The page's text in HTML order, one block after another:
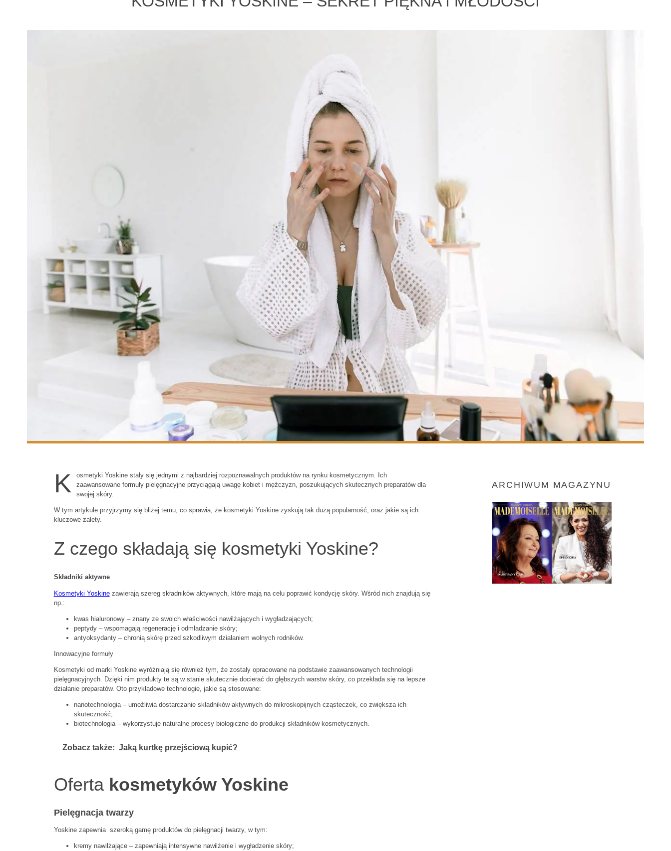
K
osmetyki Yoskine stały się jednymi z najbardziej rozpoznawalnych produktów na rynku kosmetycznym. Ich
zaawansowane formuły pielęgnacyjne przyciągają uwagę kobiet i mężczyzn, poszukujących skutecznych preparatów dla
swojej skóry.
W tym artykule przyjrzymy się bliżej temu, co sprawia, że kosmetyki Yoskine zyskują tak dużą popularność, oraz jakie są ich
kluczowe zalety.
Z czego składają się kosmetyki Yoskine?
Składniki aktywne
Kosmetyki Yoskinezawierają szereg składników aktywnych, które mają na celu poprawić kondycję skóry. Wśród nich znajdują się
np.:
kwas hialuronowy – znany ze swoich właściwości nawilżających i wygładzających;
peptydy – wspomagają regenerację i odmładzanie skóry;
antyoksydanty – chronią skórę przed szkodliwym działaniem wolnych rodników.
Innowacyjne formuły
Kosmetyki od marki Yoskine wyróżniają się również tym, że zostały opracowane na podstawie zaawansowanych technologii
pielęgnacyjnych. Dzięki nim produkty te są w stanie skutecznie docierać do głębszych warstw skóry, co przekłada się na lepsze
działanie preparatów. Oto przykładowe technologie, jakie są stosowane:
nanotechnologia – umożliwia dostarczanie składników aktywnych do mikroskopijnych cząsteczek, co zwiększa ich
skuteczność;
biotechnologia – wykorzystuje naturalne procesy biologiczne do produkcji składników kosmetycznych.
Zobacz także: Jaką kurtkę przejściową kupić?
Ofertakosmetyków Yoskine
Pielęgnacja twarzy
Yoskine zapewnia szeroką gamę produktów do pielęgnacji twarzy, w tym:
kremy nawilżające – zapewniają intensywne nawilżenie i wygładzenie skóry;
ARCHIWUM MAGAZYNU